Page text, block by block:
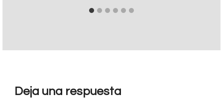
Deja una respuesta